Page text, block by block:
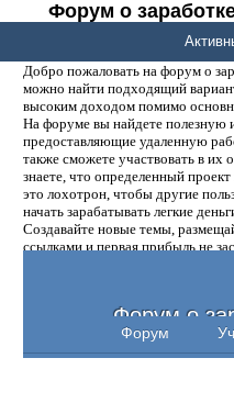
Форум о
Добро пожаловать на форум о
можно найти подходящий
высоким доходом помимо
На форуме вы найдете
предоставляющие удаленную
также сможете участвовать в их
знаете, что определенный
это лохотрон, чтобы другие
начать зарабатывать легкие
Создавайте новые темы,
ссылками и первая прибыль не
Форум о
Форум